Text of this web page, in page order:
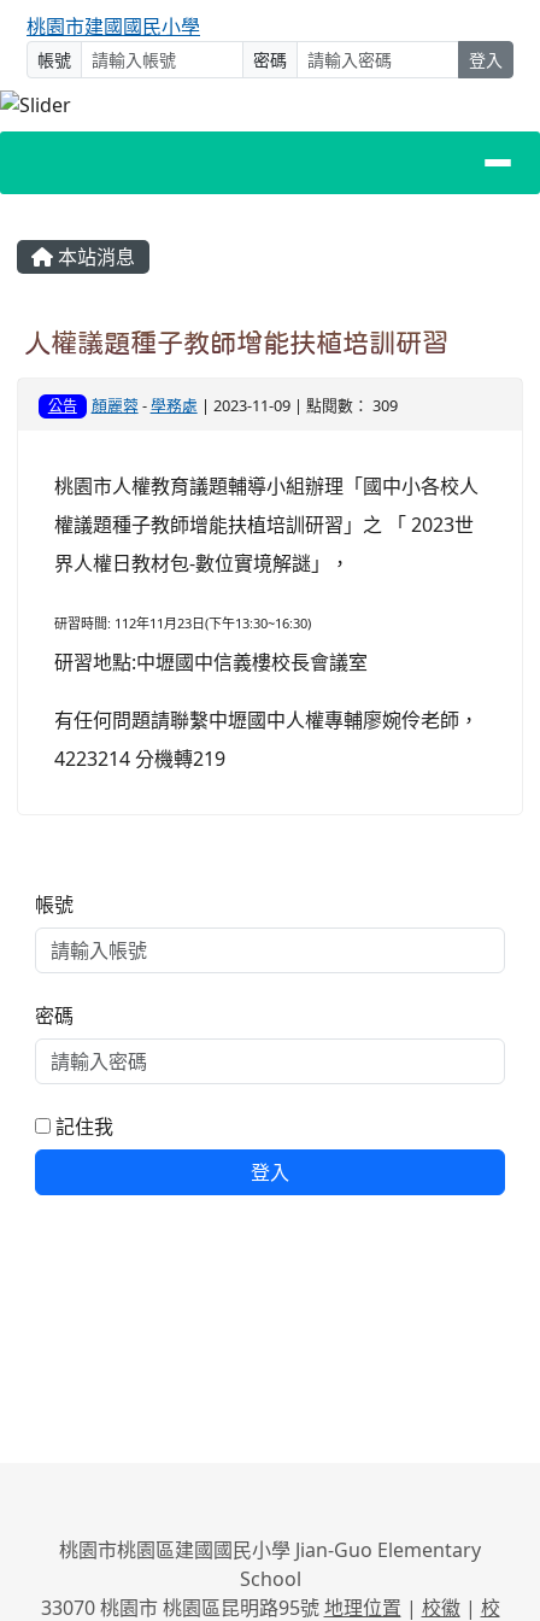
桃園市建國國民小學
帳號 密碼 登入
主內容區域
本站消息
人權議題種子教師增能扶植培訓研習
公告 顏麗蓉-學務處 | 2023-11-09 | 點閱數： 309
桃園市人權教育議題輔導小組辦理「國中小各校人
權議題種子教師增能扶植培訓研習」之 「 2023世
界人權日教材包-數位實境解謎」，
研習時間: 112年11月23日(下午13:30~16:30)
研習地點:中壢國中信義樓校長會議室
有任何問題請聯繫中壢國中人權專輔廖婉伶老師，
4223214 分機轉219
帳號
密碼
記住我
登入
桃園市桃園區建國國民小學 Jian-Guo Elementary
School
33070 桃園市 桃園區昆明路95號地理位置 | 校徽| 校